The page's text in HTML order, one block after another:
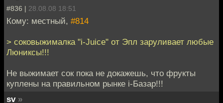
#836 | 28.08.08 18:51
Кому: местный, #814
> соковыжималка "i-Juice" от Эпл заруливает любые
Люниксы!!!
Не выжимает сок пока не докажешь, что фрукты
куплены на правильном рынке i-Базар!!!
sv »